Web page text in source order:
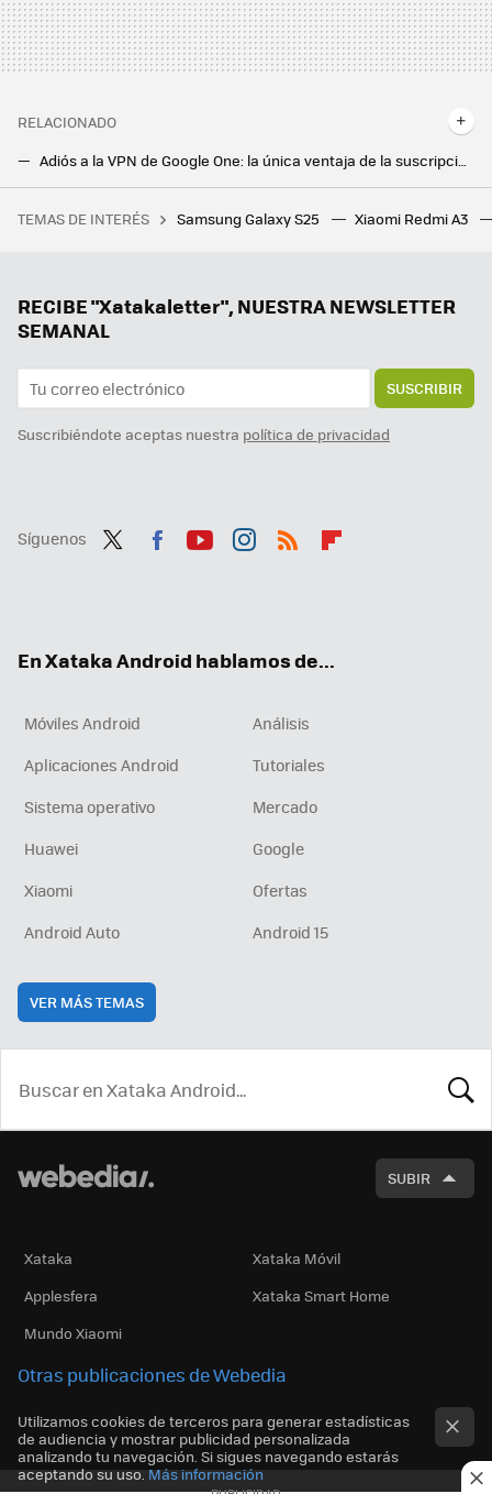
RELACIONADO
Cómo usar un VPN en tu Android TV, qué debes tener en cuenta y los mejores VPN que puedes descargar
España va a encadenar tres olas de calor en seis semanas. AEMET lo tiene claro: ya no es una ola, es el clima
TEMAS DE INTERÉS Samsung Galaxy S25 Xiaomi Redmi A3
RECIBE "Xatakaletter", NUESTRA NEWSLETTER
SEMANAL
SUSCRIBIR
Suscribiéndote aceptas nuestra política de privacidad
Síguenos
En Xataka Android hablamos de...
Móviles Android
Análisis
Aplicaciones Android
Tutoriales
Sistema operativo
Mercado
Huawei
Google
Xiaomi
Ofertas
Android Auto
Android 15
VER MÁS TEMAS
SUBIR
Xataka
Xataka Móvil
Applesfera
Xataka Smart Home
Mundo Xiaomi
Otras publicaciones de Webedia
Utilizamos cookies de terceros para generar estadísticas
de audiencia y mostrar publicidad personalizada
analizando tu navegación. Si sigues navegando estarás
aceptando su uso. Más información